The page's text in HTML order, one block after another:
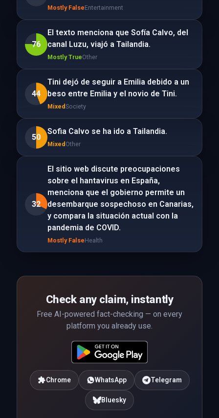
Mostly FalseEntertainment
76
El texto menciona que Sofía Calvo, del
canal Luzu, viajó a Tailandia.
Mostly TrueOther
44
Tini dejó de seguir a Emilia debido a un
beso entre Emilia y el novio de Tini.
MixedSociety
50
Sofia Calvo se ha ido a Tailandia.
Mixed Other
32
El sitio web discute preocupaciones
sobre el hantavirus en España,
menciona que el gobierno permite un
desembarque sospechoso en Canarias,
y compara la situación actual con la
pandemia de COVID.
Mostly FalseHealth
Check any claim, instantly
Free AI-powered fact-checking — on every
platform you already use.
Chrome WhatsApp Telegram
Bluesky